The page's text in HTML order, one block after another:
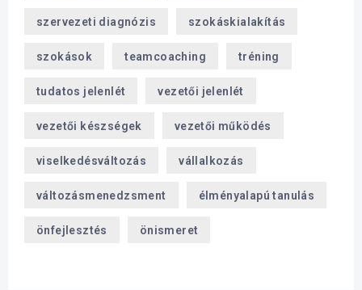
szervezeti diagnózis szokáskialakítás
szokások teamcoaching tréning
tudatos jelenlét vezetői jelenlét
vezetői készségek vezetői működés
viselkedésváltozás vállalkozás
változásmenedzsment élményalapú tanulás
önfejlesztés önismeret